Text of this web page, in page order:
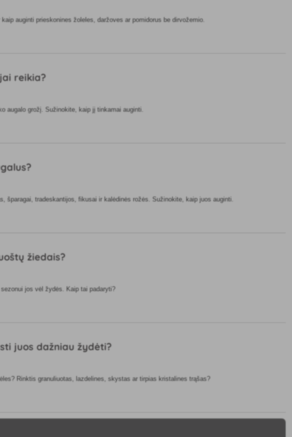
auginti prieskonines žoleles, daržoves ar pomidorus be dirvožemio.
reikia?
augalo grožį. Sužinokite, kaip jį tinkamai auginti.
tradeskantijos, fikusai ir kalėdinės rožės. Sužinokite, kaip juos auginti.
žiedais?
jos vėl žydės. Kaip tai padaryti?
juos dažniau žydėti?
Rinktis granuliuotas, lazdelines, skystas ar tirpias kristalines trąšas?